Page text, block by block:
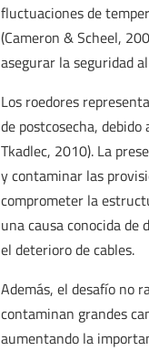
fluctuaciones de
(Cameron & Scheel,
asegurar la seguridad
Los roedores
de postcosecha,
Tkadlec, 2010). La
y contaminar las
comprometer la
una causa conocida
el deterioro de cables.
Además, el desafío no
contaminan grandes
aumentando la